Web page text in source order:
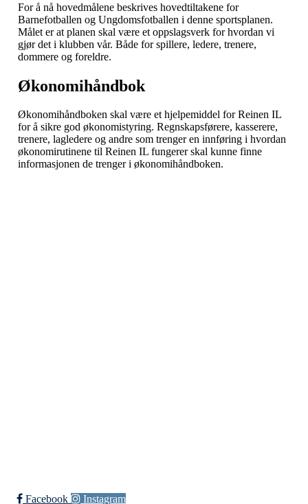
For å nå hovedmålene beskrives hovedtiltakene for
Barnefotballen og Ungdomsfotballen i denne sportsplanen.
Målet er at planen skal være et oppslagsverk for hvordan vi
gjør det i klubben vår. Både for spillere, ledere, trenere,
dommere og foreldre.
Økonomihåndbok
Økonomihåndboken skal være et hjelpemiddel for Reinen IL
for å sikre god økonomistyring. Regnskapsførere, kasserere,
trenere, lagledere og andre som trenger en innføring i hvordan
økonomirutinene til Reinen IL fungerer skal kunne finne
informasjonen de trenger i økonomihåndboken.
Facebook Instagram